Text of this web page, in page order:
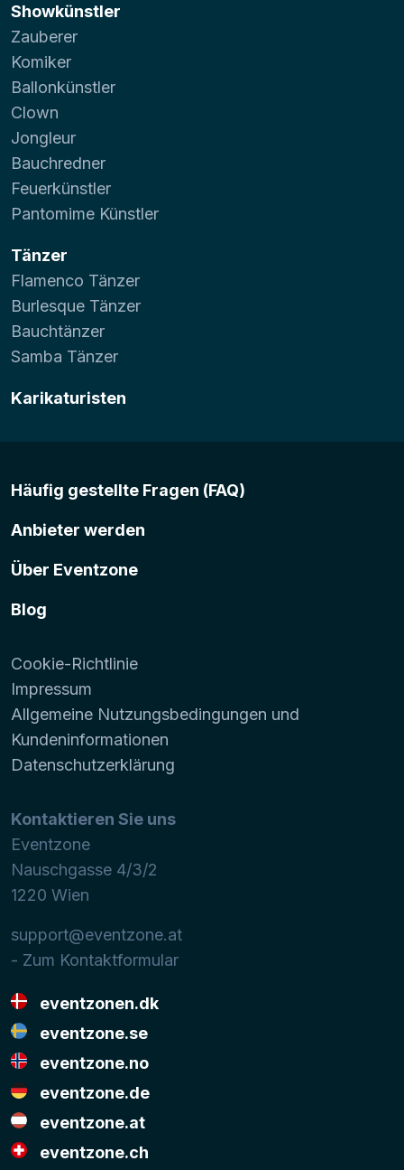
Showkünstler
Zauberer
Komiker
Ballonkünstler
Clown
Jongleur
Bauchredner
Feuerkünstler
Pantomime Künstler
Tänzer
Flamenco Tänzer
Burlesque Tänzer
Bauchtänzer
Samba Tänzer
Karikaturisten
Häufig gestellte Fragen (FAQ)
Anbieter werden
Über Eventzone
Blog
Cookie-Richtlinie
Impressum
Allgemeine Nutzungsbedingungen und
Kundeninformationen
Datenschutzerklärung
Kontaktieren Sie uns
Eventzone
Nauschgasse 4/3/2
1220 Wien
support@eventzone.at
- Zum Kontaktformular
eventzonen.dk
eventzone.se
eventzone.no
eventzone.de
eventzone.at
eventzone.ch